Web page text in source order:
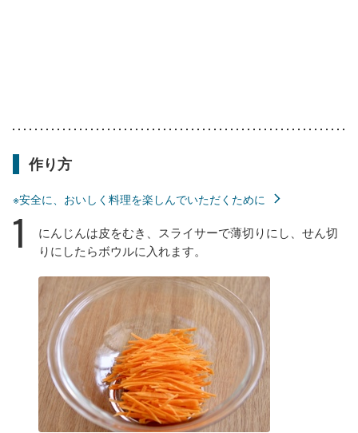
作り方
※安全に、おいしく料理を楽しんでいただくために
1
にんじんは皮をむき、スライサーで薄切りにし、せん切
りにしたらボウルに入れます。